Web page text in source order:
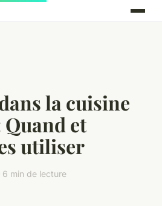
la cuisine
Quand et
utiliser
min de lecture